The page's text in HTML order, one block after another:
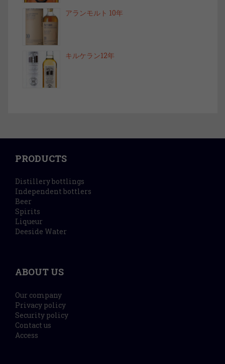
アランモルト 10年
キルケラン12年
PRODUCTS
Distillery bottlings
Independent bottlers
Beer
Spirits
Liqueur
Deeside Water
ABOUT US
Our company
Privacy policy
Security policy
Contact us
Access